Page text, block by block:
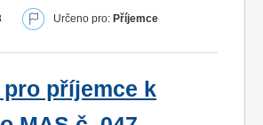
Určeno pro: Příjemce
příjemce k